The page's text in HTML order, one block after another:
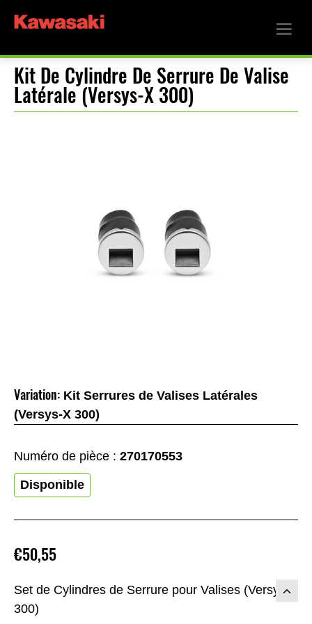
Kit De Cylindre De Serrure De Valise
Latérale (Versys-X 300)
Set de Cylindres de Serrure pour Valises (Versys-X
300)
€50,55
Variation: Kit Serrures de Valises Latérales
(Versys-X 300)
Numéro de pièce : 270170553
Disponible